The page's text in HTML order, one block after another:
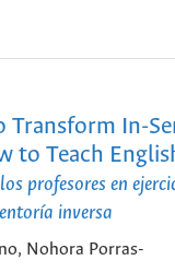
Transform In-
to Teach
profesores en
inversa
Nohora Porras-